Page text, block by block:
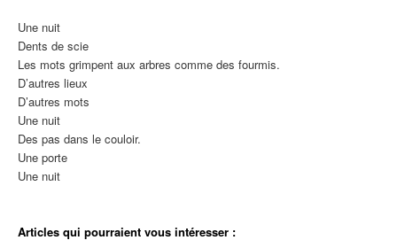
Une nuit
Dents de scie
Les mots grimpent aux arbres comme des fourmis.
D’autres lieux
D’autres mots
Une nuit
Des pas dans le couloir.
Une porte
Une nuit
Articles qui pourraient vous intéresser :